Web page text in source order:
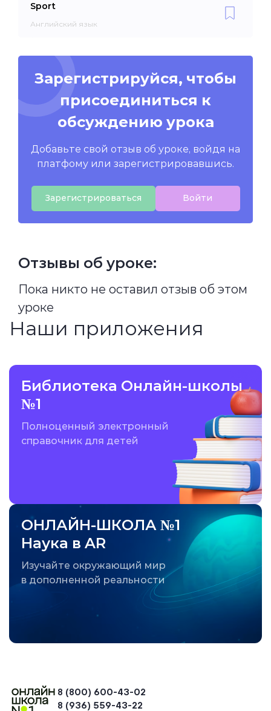
Sport
Английский язык
Зарегистрируйся, чтобы
присоединиться к
обсуждению урока
Добавьте свой отзыв об уроке, войдя на
платфому или зарегистрировавшись.
Зарегистрироваться Войти
Отзывы об уроке:
Пока никто не оставил отзыв об этом
уроке
Наши приложения
Библиотека Онлайн-школы
№1
Полноценный электронный
справочник для детей
ОНЛАЙН-ШКОЛА №1
Наука в AR
Изучайте окружающий мир
в дополненной реальности
8 (800) 600-43-02
8 (936) 559-43-22